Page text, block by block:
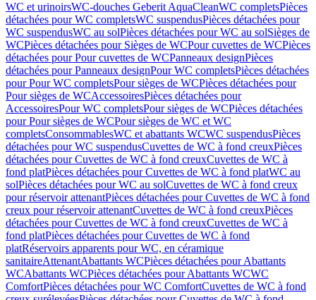
WC et urinoirsWC-douches Geberit AquaCleanWC completsPièces
détachées pour WC completsWC suspendusPièces détachées pour
WC suspendusWC au solPièces détachées pour WC au solSièges de
WCPièces détachées pour Sièges de WCPour cuvettes de WCPièces
détachées pour Pour cuvettes de WCPanneaux designPièces
détachées pour Panneaux designPour WC completsPièces détachées
pour Pour WC completsPour sièges de WCPièces détachées pour
Pour sièges de WCAccessoiresPièces détachées pour
AccessoiresPour WC completsPour sièges de WCPièces détachées
pour Pour sièges de WCPour sièges de WC et WC
completsConsommablesWC et abattants WCWC suspendusPièces
détachées pour WC suspendusCuvettes de WC à fond creuxPièces
détachées pour Cuvettes de WC à fond creuxCuvettes de WC à
fond platPièces détachées pour Cuvettes de WC à fond platWC au
solPièces détachées pour WC au solCuvettes de WC à fond creux
pour réservoir attenantPièces détachées pour Cuvettes de WC à fond
creux pour réservoir attenantCuvettes de WC à fond creuxPièces
détachées pour Cuvettes de WC à fond creuxCuvettes de WC à
fond platPièces détachées pour Cuvettes de WC à fond
platRéservoirs apparents pour WC, en céramique
sanitaireAttenantAbattants WCPièces détachées pour Abattants
WCAbattants WCPièces détachées pour Abattants WCWC
ComfortPièces détachées pour WC ComfortCuvettes de WC à fond